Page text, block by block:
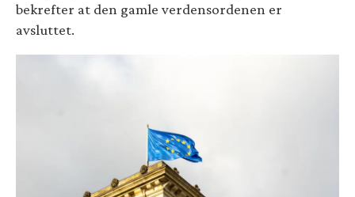
bekrefter at den gamle verdensordenen er
avsluttet.